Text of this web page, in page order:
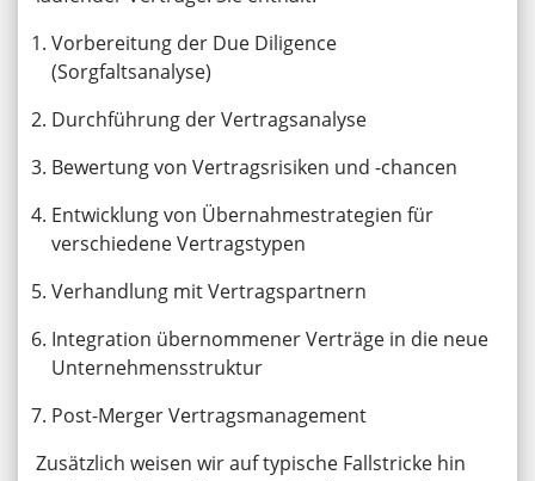
Vorbereitung der Due Diligence
(Sorgfaltsanalyse)
Durchführung der Vertragsanalyse
Bewertung von Vertragsrisiken und -chancen
Entwicklung von Übernahmestrategien für
verschiedene Vertragstypen
Verhandlung mit Vertragspartnern
Integration übernommener Verträge in die neue
Unternehmensstruktur
Post-Merger Vertragsmanagement
Zusätzlich weisen wir auf typische Fallstricke hin